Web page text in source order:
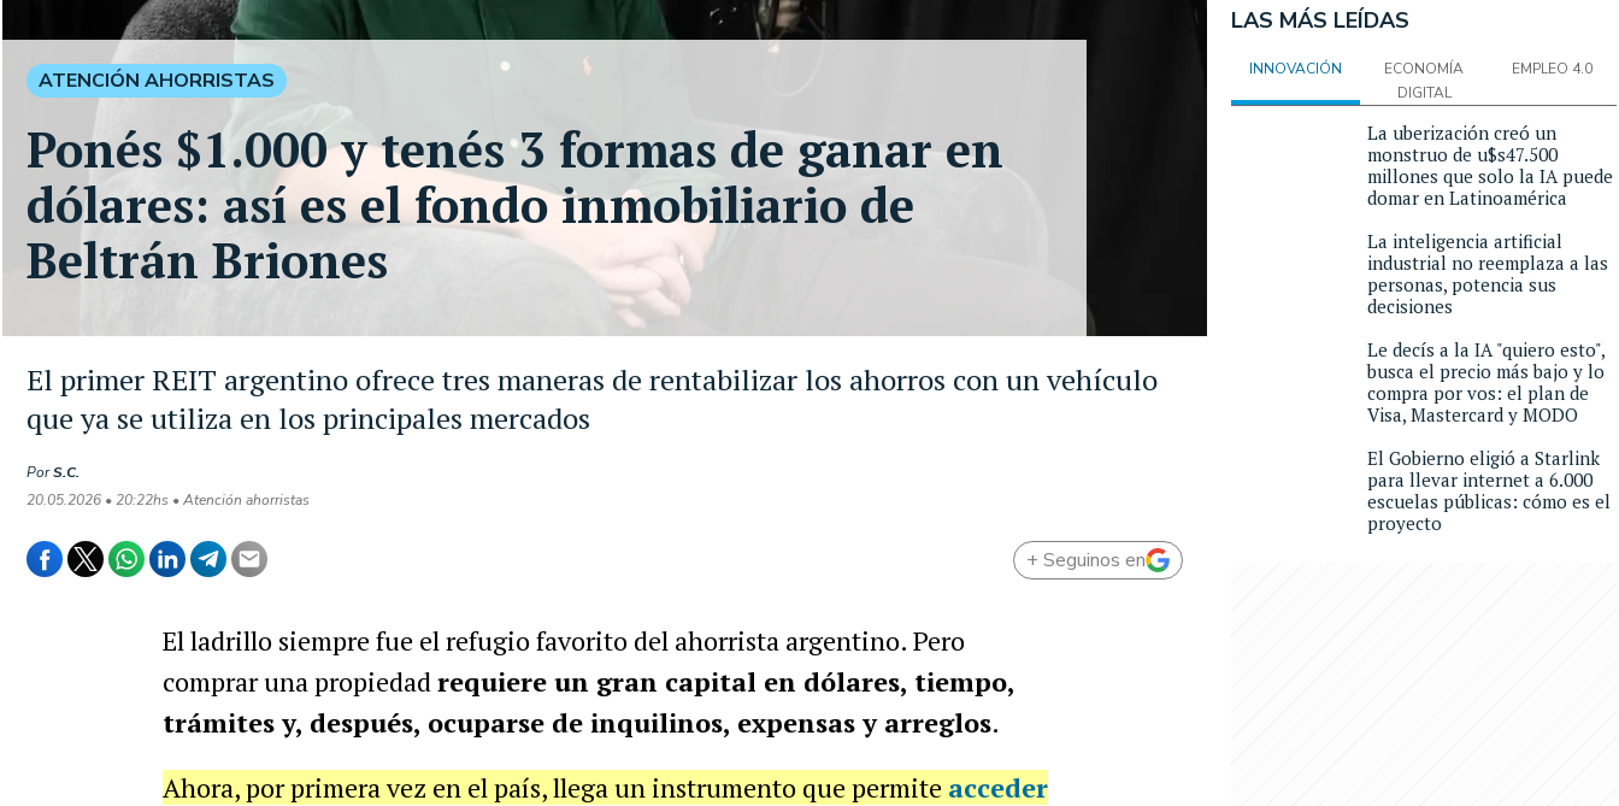
El primer REIT argentino ofrece tres maneras de rentabilizar los ahorros con un vehículo
que ya se utiliza en los principales mercados
PorS.C.
20.05.2026 • 20:22hs • Atención ahorristas
ATENCIÓN AHORRISTAS
Ponés $1.000 y tenés 3 formas de ganar en
dólares: así es el fondo inmobiliario de
Beltrán Briones
+ Seguinos en
El ladrillo siempre fue el refugio favorito del ahorrista argentino. Pero
comprar una propiedadrequiere un gran capital en dólares, tiempo,
trámites y, después, ocuparse de inquilinos, expensas y arreglos.
Ahora, por primera vez en el país, llega un instrumento que permite acceder
LAS MÁS LEÍDAS
INNOVACIÓN
ECONOMÍA
DIGITAL
EMPLEO 4.0
La uberización creó un
monstruo de u$s47.500
millones que solo la IA puede
domar en Latinoamérica
La inteligencia artificial
industrial no reemplaza a las
personas, potencia sus
decisiones
Le decís a la IA "quiero esto",
busca el precio más bajo y lo
compra por vos: el plan de
Visa, Mastercard y MODO
El Gobierno eligió a Starlink
para llevar internet a 6.000
escuelas públicas: cómo es el
proyecto